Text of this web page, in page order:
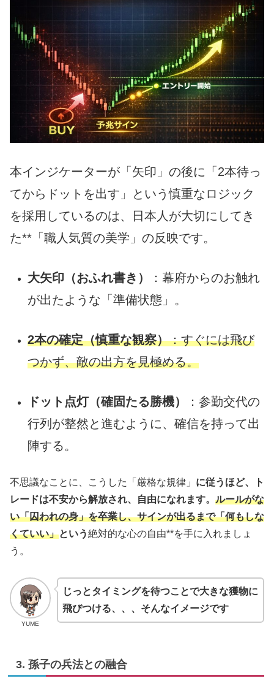
本インジケーターが「矢印」の後に「2本待っ
てからドットを出す」という慎重なロジック
を採用しているのは、日本人が大切にしてき
た**「職人気質の美学」の反映です。
大矢印（おふれ書き）
：幕府からのお触れ
が出たような「準備状態」。
2本の確定（慎重な観察）：すぐには飛び
つかず、敵の出方を見極める。
ドット点灯（確固たる勝機）
：参勤交代の
行列が整然と進むように、確信を持って出
陣する。
不思議なことに、こうした「厳格な規律」 に従うほど、ト
レードは不安から解放され、自由になれます。 ルールがな
い「囚われの身」を卒業し、サインが出るまで「何もしな
くていい」という絶対的な心の自由**を手に入れましょ
う。
YUME
じっとタイミングを待つことで大きな獲物に
飛びつける、、、そんなイメージです
3. 孫子の兵法との融合